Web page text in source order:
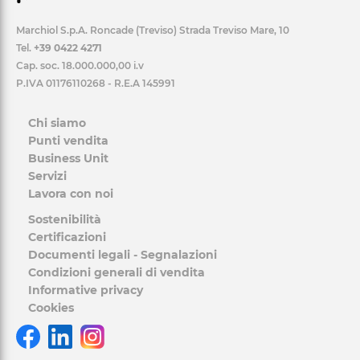
Marchiol S.p.A. Roncade (Treviso) Strada Treviso Mare, 10
Tel. +39 0422 4271
Cap. soc. 18.000.000,00 i.v
P.IVA 01176110268 - R.E.A 145991
Chi siamo
Punti vendita
Business Unit
Servizi
Lavora con noi
Sostenibilità
Certificazioni
Documenti legali - Segnalazioni
Condizioni generali di vendita
Informative privacy
Cookies